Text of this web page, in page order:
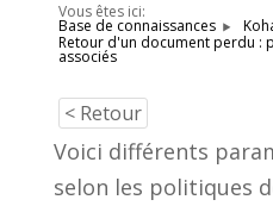
Vous êtes ici:
Base de connaissances
Retour d'un document perdu :
associés
< Retour
Voici différents
selon les politiques